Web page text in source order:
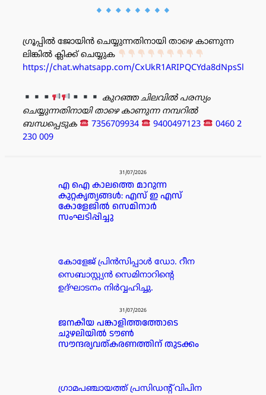
ഗ്രൂപ്പിൽ ജോയിൻ ചെയ്യുന്നതിനായി താഴെ കാണുന്ന
ലിങ്കിൽ ക്ലിക്ക് ചെയ്യുക
https://chat.whatsapp.com/CxUkR1ARIPQCYda8dNpsSl
കുറഞ്ഞ ചിലവിൽ പരസ്യം
ചെയ്യുന്നതിനായി താഴെ കാണുന്ന നമ്പറിൽ
ബന്ധപ്പെടുക
7356709934 9400497123
0460 2
230 009
31/07/2026
എ ഐ കാലത്തെ മാറുന്ന
കുറ്റകൃത്യങ്ങൾ: എസ് ഇ എസ്
കോളേജിൽ സെമിനാർ
സംഘടിപ്പിച്ചു
കോളേജ് പ്രിൻസിപ്പാൾ ഡോ. റീന
സെബാസ്റ്റ്യൻ സെമിനാറിന്റെ
ഉദ്ഘാടനം നിർവ്വഹിച്ചു.
31/07/2026
ജനകീയ പങ്കാളിത്തത്തോടെ
ചുഴലിയിൽ ടൗൺ
സൗന്ദര്യവത്കരണത്തിന് തുടക്കം
ഗ്രാമപഞ്ചായത്ത് പ്രസിഡന്റ്‌ വിപിന